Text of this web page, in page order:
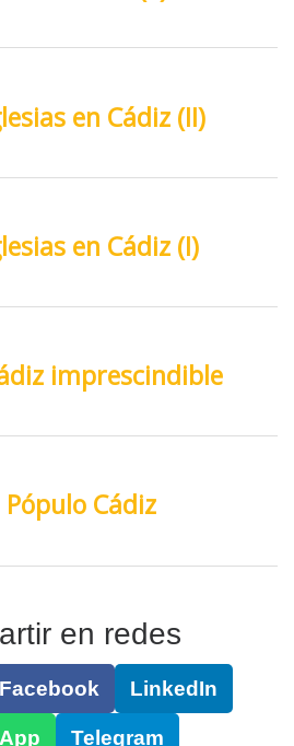
en redes
Facebook LinkedIn
Telegram